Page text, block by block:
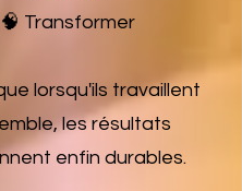
🧠 Transformer
lorsqu'ils travaillent
les résultats
enfin durables.